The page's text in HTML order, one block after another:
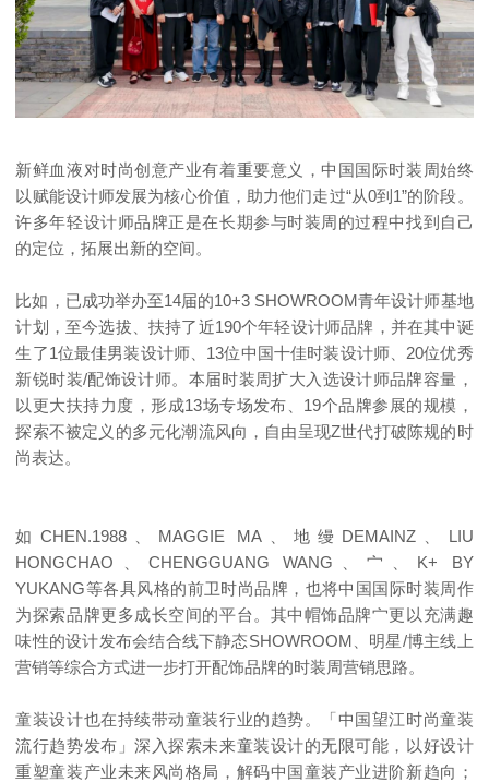
新鲜血液对时尚创意产业有着重要意义，中国国际时装周始终
以赋能设计师发展为核心价值，助力他们走过“从0到1”的阶段。
许多年轻设计师品牌正是在长期参与时装周的过程中找到自己
的定位，拓展出新的空间。
比如，已成功举办至14届的10+3 SHOWROOM青年设计师基地
计划，至今选拔、扶持了近190个年轻设计师品牌，并在其中诞
生了1位最佳男装设计师、13位中国十佳时装设计师、20位优秀
新锐时装/配饰设计师。本届时装周扩大入选设计师品牌容量，
以更大扶持力度，形成13场专场发布、19个品牌参展的规模，
探索不被定义的多元化潮流风向，自由呈现Z世代打破陈规的时
尚表达。
如CHEN.1988、MAGGIE MA、地缦DEMAINZ、LIU
HONGCHAO、CHENGGUANG WANG、宀、K+ BY
YUKANG等各具风格的前卫时尚品牌，也将中国国际时装周作
为探索品牌更多成长空间的平台。其中帽饰品牌宀更以充满趣
味性的设计发布会结合线下静态SHOWROOM、明星/博主线上
营销等综合方式进一步打开配饰品牌的时装周营销思路。
童装设计也在持续带动童装行业的趋势。「中国望江时尚童装
流行趋势发布」深入探索未来童装设计的无限可能，以好设计
重塑童装产业未来风尚格局，解码中国童装产业进阶新趋向；